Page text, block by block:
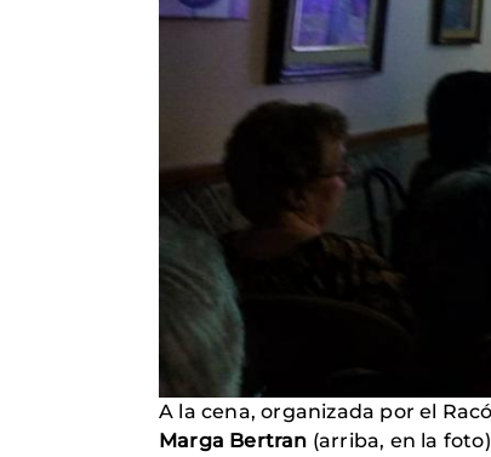
A la cena, organizada por el
Marga Bertran (arriba, en la